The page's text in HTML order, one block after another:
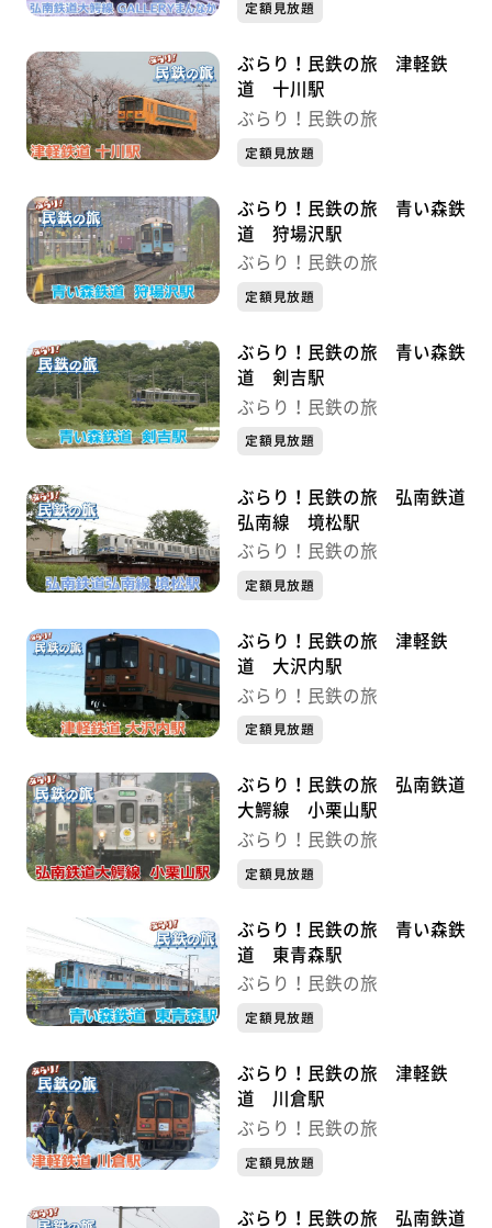
定額見放題
ぶらり！民鉄の旅 津軽鉄
道 十川駅
ぶらり！民鉄の旅
定額見放題
ぶらり！民鉄の旅 青い森鉄
道 狩場沢駅
ぶらり！民鉄の旅
定額見放題
ぶらり！民鉄の旅 青い森鉄
道 剣吉駅
ぶらり！民鉄の旅
定額見放題
ぶらり！民鉄の旅 弘南鉄道
弘南線 境松駅
ぶらり！民鉄の旅
定額見放題
ぶらり！民鉄の旅 津軽鉄
道 大沢内駅
ぶらり！民鉄の旅
定額見放題
ぶらり！民鉄の旅 弘南鉄道
大鰐線 小栗山駅
ぶらり！民鉄の旅
定額見放題
ぶらり！民鉄の旅 青い森鉄
道 東青森駅
ぶらり！民鉄の旅
定額見放題
ぶらり！民鉄の旅 津軽鉄
道 川倉駅
ぶらり！民鉄の旅
定額見放題
ぶらり！民鉄の旅 弘南鉄道